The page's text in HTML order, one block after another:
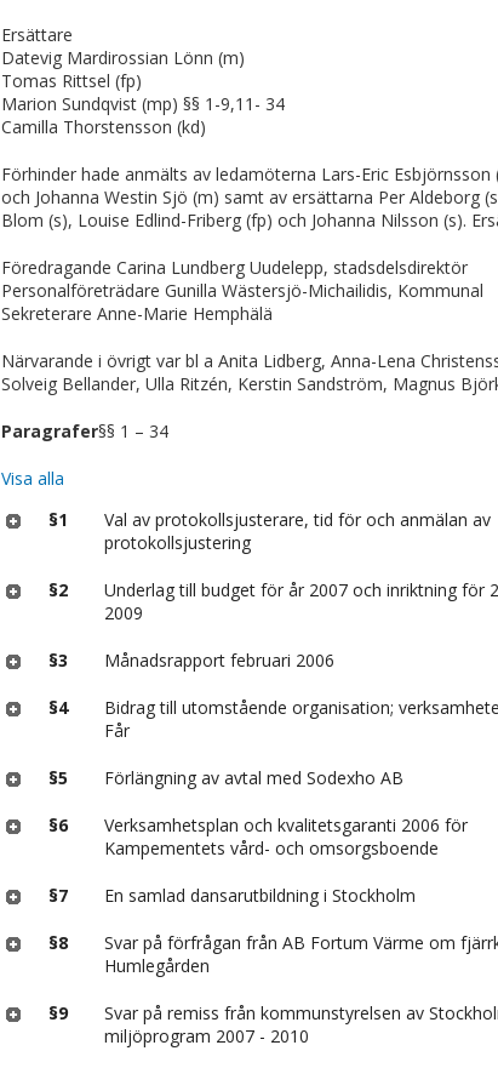
Ersättare
Datevig Mardirossian Lönn (m)
Tomas Rittsel (fp)
Marion Sundqvist (mp) §§ 1-9,11- 34
Camilla Thorstensson (kd)
Förhinder hade anmälts av ledamöterna Lars-Eric Esbjörnsson
och Johanna Westin Sjö (m) samt av ersättarna Per Aldeborg
Blom (s), Louise Edlind-Friberg (fp) och Johanna Nilsson (s).
Föredragande Carina Lundberg Uudelepp, stadsdelsdirektör
Personalföreträdare Gunilla Wästersjö-Michailidis, Kommunal
Sekreterare Anne-Marie Hemphälä
Närvarande i övrigt var bl a Anita Lidberg, Anna-Lena
Solveig Bellander, Ulla Ritzén, Kerstin Sandström, Magnus
Paragrafer§§ 1 – 34
Visa alla
§1
Val av protokollsjusterare, tid för och anmälan av
protokollsjustering
§2
Underlag till budget för år 2007 och inriktning för
2009
§3 Månadsrapport februari 2006
§4
Bidrag till utomstående organisation;
Får
§5 Förlängning av avtal med Sodexho AB
§6
Verksamhetsplan och kvalitetsgaranti 2006 för
Kampementets vård- och omsorgsboende
§7 En samlad dansarutbildning i Stockholm
§8
Svar på förfrågan från AB Fortum Värme om
Humlegården
§9
Svar på remiss från kommunstyrelsen av
miljöprogram 2007 - 2010